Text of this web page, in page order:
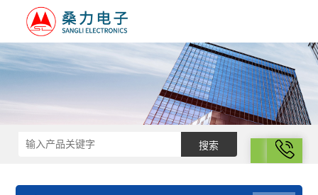
拨号